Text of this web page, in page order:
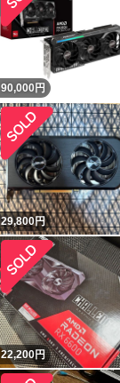
90,000 円
29,800円
22,200円